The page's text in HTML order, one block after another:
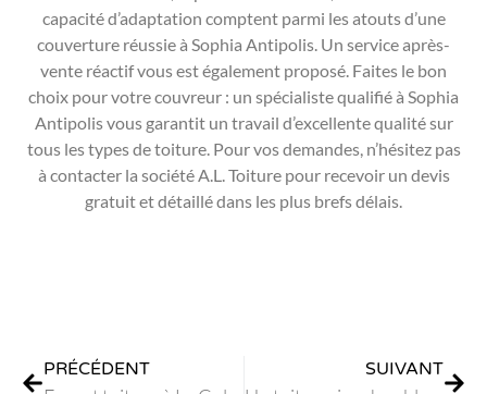
capacité d’adaptation comptent parmi les atouts d’une
couverture réussie à Sophia Antipolis. Un service après-
vente réactif vous est également proposé. Faites le bon
choix pour votre couvreur : un spécialiste qualifié à Sophia
Antipolis vous garantit un travail d’excellente qualité sur
tous les types de toiture. Pour vos demandes, n’hésitez pas
à contacter la société A.L. Toiture pour recevoir un devis
gratuit et détaillé dans les plus brefs délais.
PRÉCÉDENT SUIVANT